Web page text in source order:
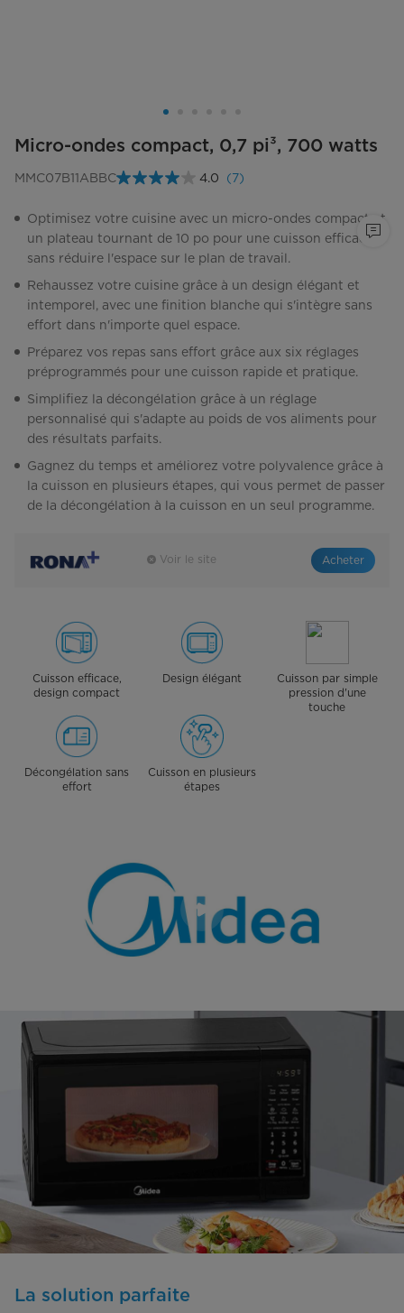
Micro-ondes compact, 0,7 pi³, 700 watts
MMC07B11ABBC 4.0
Lire
7
commentaires.
Lien
vers
même
page.
(7)
Optimisez votre cuisine avec un micro-ondes compact et
un plateau tournant de 10 po pour une cuisson efficace
sans réduire l'espace sur le plan de travail.
Rehaussez votre cuisine grâce à un design élégant et
intemporel, avec une finition blanche qui s'intègre sans
effort dans n'importe quel espace.
Préparez vos repas sans effort grâce aux six réglages
préprogrammés pour une cuisson rapide et pratique.
Simplifiez la décongélation grâce à un réglage
personnalisé qui s'adapte au poids de vos aliments pour
des résultats parfaits.
Gagnez du temps et améliorez votre polyvalence grâce à
la cuisson en plusieurs étapes, qui vous permet de passer
de la décongélation à la cuisson en un seul programme.
Voir le site Acheter
Cuisson efficace,
design compact
Design élégant
Cuisson par simple
pression d'une
touche
Décongélation sans
effort
Cuisson en plusieurs
étapes
La solution parfaite